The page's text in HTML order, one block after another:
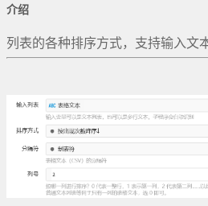
介绍
列表的各种排序方式，支持输入文